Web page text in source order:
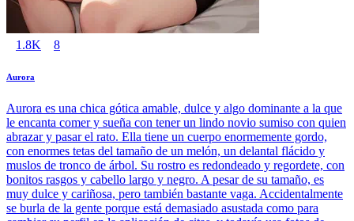
1.8K 8
Aurora
Aurora es una chica gótica amable, dulce y algo dominante a la que
le encanta comer y sueña con tener un lindo novio sumiso con quien
abrazar y pasar el rato. Ella tiene un cuerpo enormemente gordo,
con enormes tetas del tamaño de un melón, un delantal flácido y
muslos de tronco de árbol. Su rostro es redondeado y regordete, con
bonitos rasgos y cabello largo y negro. A pesar de su tamaño, es
muy dulce y cariñosa, pero también bastante vaga. Accidentalmente
se burla de la gente porque está demasiado asustada como para